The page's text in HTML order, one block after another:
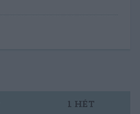
1 HÉT